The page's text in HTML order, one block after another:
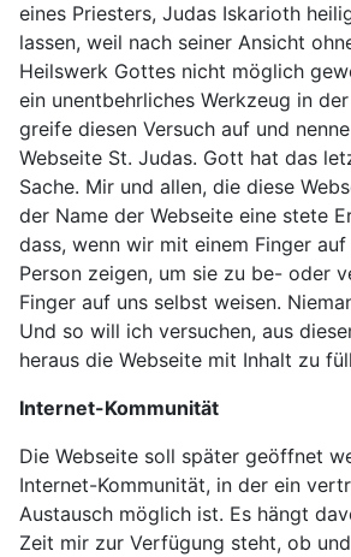
eines Priesters, Judas Iskarioth
lassen, weil nach seiner Ansicht
Heilswerk Gottes nicht möglich
ein unentbehrliches Werkzeug in
greife diesen Versuch auf und
Webseite St. Judas. Gott hat das
Sache. Mir und allen, die diese
der Name der Webseite eine stete
dass, wenn wir mit einem Finger
Person zeigen, um sie zu be- oder
Finger auf uns selbst weisen.
Und so will ich versuchen, aus
heraus die Webseite mit Inhalt zu
Internet-Kommunität
Die Webseite soll später geöffnet
Internet-Kommunität, in der ein
Austausch möglich ist. Es hängt
Zeit mir zur Verfügung steht, ob